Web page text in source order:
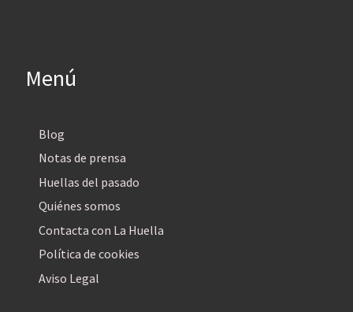
Menú
Blog
Notas de prensa
Huellas del pasado
Quiénes somos
Contacta con La Huella
Política de cookies
Aviso Legal